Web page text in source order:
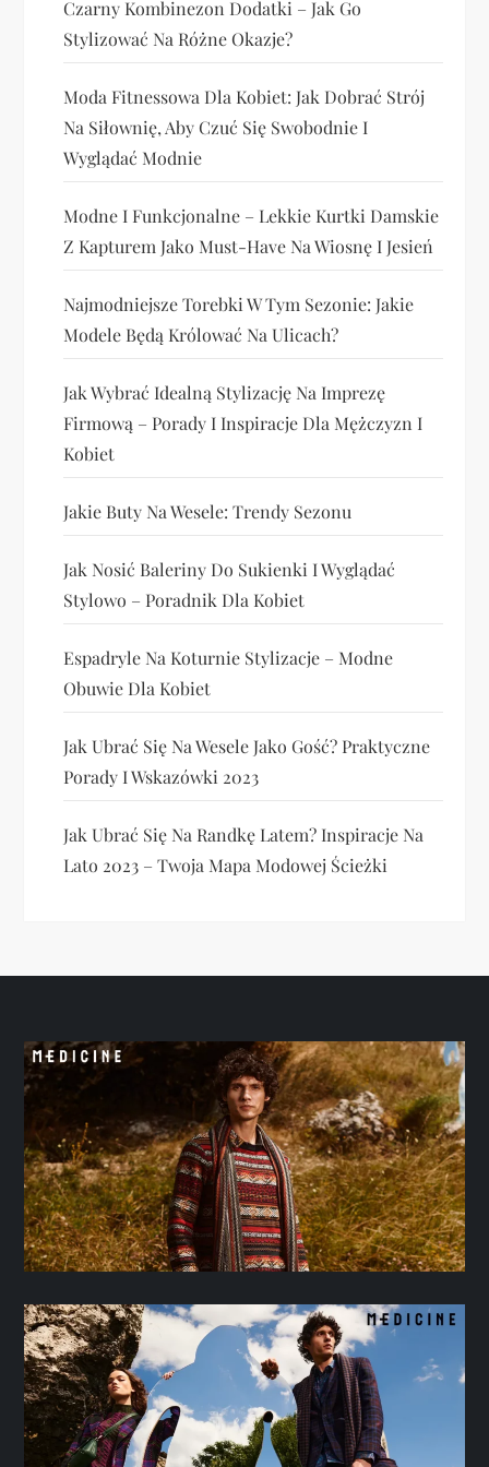
Czarny Kombinezon Dodatki – Jak Go
Stylizować Na Różne Okazje?
Moda Fitnessowa Dla Kobiet: Jak Dobrać Strój
Na Siłownię, Aby Czuć Się Swobodnie I
Wyglądać Modnie
Modne I Funkcjonalne – Lekkie Kurtki Damskie
Z Kapturem Jako Must-Have Na Wiosnę I Jesień
Najmodniejsze Torebki W Tym Sezonie: Jakie
Modele Będą Królować Na Ulicach?
Jak Wybrać Idealną Stylizację Na Imprezę
Firmową – Porady I Inspiracje Dla Mężczyzn I
Kobiet
Jakie Buty Na Wesele: Trendy Sezonu
Jak Nosić Baleriny Do Sukienki I Wyglądać
Stylowo – Poradnik Dla Kobiet
Espadryle Na Koturnie Stylizacje – Modne
Obuwie Dla Kobiet
Jak Ubrać Się Na Wesele Jako Gość? Praktyczne
Porady I Wskazówki 2023
Jak Ubrać Się Na Randkę Latem? Inspiracje Na
Lato 2023 – Twoja Mapa Modowej Ścieżki